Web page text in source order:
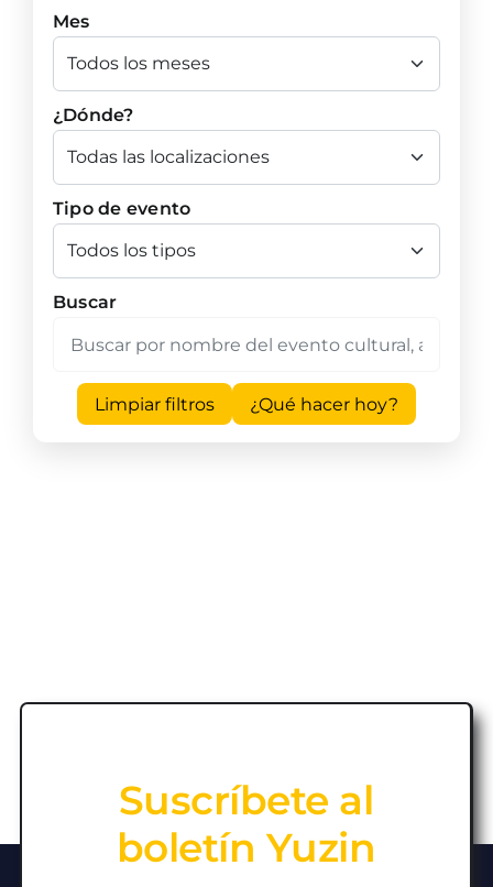
Mes
¿Dónde?
Tipo de evento
Buscar
Limpiar filtros ¿Qué hacer hoy?
Suscríbete al
boletín Yuzin